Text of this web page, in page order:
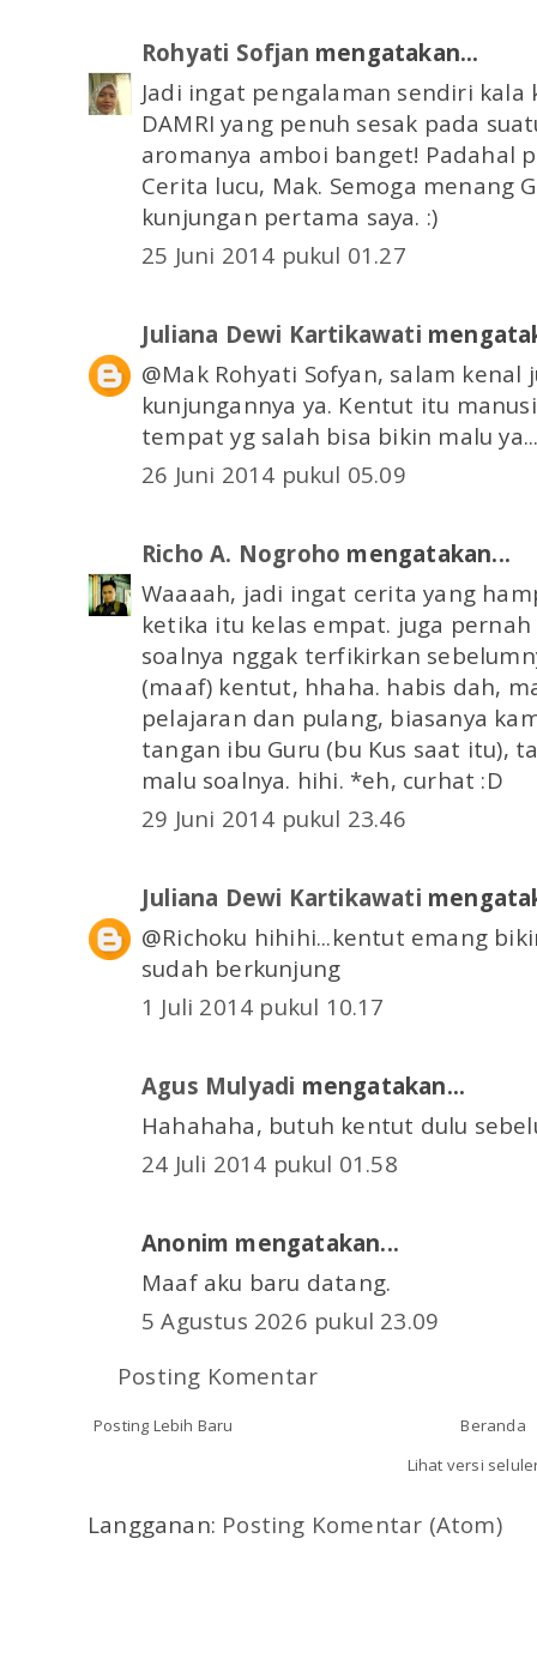
Rohyati Sofjan mengatakan...
Jadi ingat pengalaman sendiri
DAMRI yang penuh sesak pada
aromanya amboi banget! Padahal
Cerita lucu, Mak. Semoga menang
kunjungan pertama saya. :)
25 Juni 2014 pukul 01.27
Juliana Dewi Kartikawati
@Mak Rohyati Sofyan, salam kenal
kunjungannya ya. Kentut itu
tempat yg salah bisa bikin malu
26 Juni 2014 pukul 05.09
Richo A. Nogroho mengatakan...
Waaaah, jadi ingat cerita yang
ketika itu kelas empat. juga
soalnya nggak terfikirkan
(maaf) kentut, hhaha. habis dah,
pelajaran dan pulang, biasanya
tangan ibu Guru (bu Kus saat itu),
malu soalnya. hihi. *eh, curhat :D
29 Juni 2014 pukul 23.46
Juliana Dewi Kartikawati
@Richoku hihihi...kentut emang
sudah berkunjung
1 Juli 2014 pukul 10.17
Agus Mulyadi mengatakan...
Hahahaha, butuh kentut dulu
24 Juli 2014 pukul 01.58
Anonim mengatakan...
Maaf aku baru datang.
5 Agustus 2026 pukul 23.09
Posting Komentar
Posting Lebih Baru
Beranda
Lihat versi
Langganan: Posting Komentar (Atom)